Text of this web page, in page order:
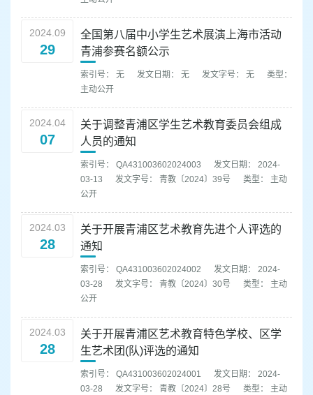
2024.09
29
全国第八届中小学生艺术展演上海市活动
青浦参赛名额公示
索引号： 无 发文日期： 无 发文字号： 无
类型：
主动公开
2024.04
07
关于调整青浦区学生艺术教育委员会组成
人员的通知
索引号： QA431003602024003
发文日期： 2024-
03-13
发文字号： 青教〔2024〕39号
类型： 主动
公开
2024.03
28
关于开展青浦区艺术教育先进个人评选的
通知
索引号： QA431003602024002
发文日期： 2024-
03-28
发文字号： 青教〔2024〕30号
类型： 主动
公开
2024.03
28
关于开展青浦区艺术教育特色学校、区学
生艺术团(队)评选的通知
索引号： QA431003602024001
发文日期： 2024-
03-28
发文字号： 青教〔2024〕28号
类型： 主动